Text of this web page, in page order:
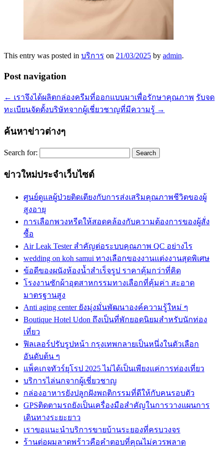
This entry was posted in บริการ on 21/03/2025 by admin.
Post navigation
← เราจึงได้ผลิตกล่องครีมที่ออกแบบมาเพื่อรักษาคุณภาพ รับจด
ทะเบียนจัดตั้งบริษัทจากผู้เชี่ยวชาญที่มีความรู้ →
ค้นหาข่าวต่างๆ
Search for:
ข่าวใหม่ประจำเว็บไซต์
ศูนย์ดูแลผู้ป่วยติดเตียงกับการส่งเสริมคุณภาพชีวิตของผู้
สูงอายุ
การเลือกพวงหรีดให้สอดคล้องกับความต้องการของผู้สั่ง
ซื้อ
Air Leak Tester สำคัญต่อระบบคุณภาพ QC อย่างไร
wedding on koh samui ทางเลือกของงานแต่งงานสุดพิเศษ
ข้อดีของผนังห้องน้ำสำเร็จรูป ราคาคุ้มกว่าที่คิด
โรงงานซักผ้าอุตสาหกรรมทางเลือกที่คุ้มค่า สะอาด
มาตรฐานสูง
Anti aging center ยังมุ่งมั่นพัฒนาองค์ความรู้ใหม่ ๆ
Boutique Hotel Udon ถึงเป็นที่พักยอดนิยมสำหรับนักท่อง
เที่ยว
ฟิลเลอร์ปรับรูปหน้า กรุงเทพกลายเป็นหนึ่งในตัวเลือก
อันดับต้น ๆ
แพ็คเกจทัวร์ยุโรป 2025 ไม่ได้เป็นเพียงแค่การท่องเที่ยว
บริการไล่นกจากผู้เชี่ยวชาญ
กล่องอาหารยังปลูกฝังพฤติกรรมที่ดีให้กับคนรอบตัว
GPSติดตามรถยังเป็นเครื่องมือสำคัญในการวางแผนการ
เดินทางระยะยาว
เราขอแนะนำบริการขายบ้านระยองที่ครบวงจร
ร้านต่อผมลาดพร้าวคือคำตอบที่คุณไม่ควรพลาด